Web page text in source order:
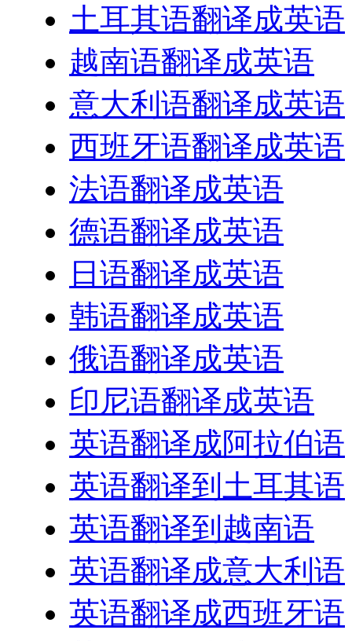
土耳其语翻译成英语
越南语翻译成英语
意大利语翻译成英语
西班牙语翻译成英语
法语翻译成英语
德语翻译成英语
日语翻译成英语
韩语翻译成英语
俄语翻译成英语
印尼语翻译成英语
英语翻译成阿拉伯语
英语翻译到土耳其语
英语翻译到越南语
英语翻译成意大利语
英语翻译成西班牙语